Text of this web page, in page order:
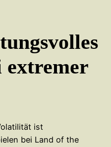
extremer
ist
bei Land of the